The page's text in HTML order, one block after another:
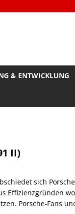
& ENTWICKLUNG
II)
sich
Effizienzgründen
Porsche-Fans